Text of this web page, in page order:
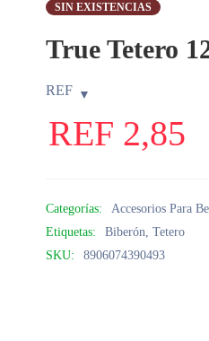
SIN EXISTENCIAS
True Tetero
REF
REF 2,85
Categorías:
Accesorios Para
Etiquetas:
Biberón,Tetero
SKU:
8906074390493